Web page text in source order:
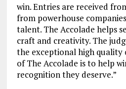
win. Entries are received
from powerhouse
talent. The Accolade helps
craft and creativity. The
the exceptional high quality
of The Accolade is to help
recognition they deserve.”